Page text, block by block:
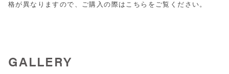
格が異なりますので、ご購入の際は こちら をご覧ください。
GALLERY